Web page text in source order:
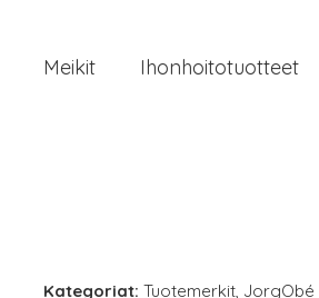
Meikit Ihonhoitotuotteet
Kategoriat: Tuotemerkit, JorgObé